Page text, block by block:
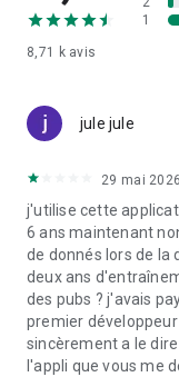
l'app, qui vous
démonstrations.
tout à votre place :
⚡ Affiche l'exercice
gérés
faire mieux !
⚡ Affiche la
correctement et ne
⚡ La prochaine
Modifiez l'exercice
⚡ Pendant le temps
ajoutés à votre
début de la série
8,71 kavis
1
jule jule
29 mai 2026
j'utilise cette
6 ans maintenant
de donnés lors de la
deux ans
des pubs ? j'avais
premier
sincèrement a le
l'appli que vous me